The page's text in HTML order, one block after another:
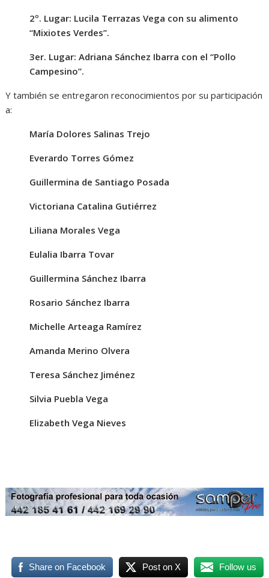
2º. Lugar: Lucila Terrazas Vega con su alimento
“Mixiotes Verdes”.
3er. Lugar: Adriana Sánchez Ibarra con el “Pollo
Campesino”.
Y también se entregaron reconocimientos por su participación
a:
María Dolores Salinas Trejo
Everardo Torres Gómez
Guillermina de Santiago Posada
Victoriana Catalina Gutiérrez
Liliana Morales Vega
Eulalia Ibarra Tovar
Guillermina Sánchez Ibarra
Rosario Sánchez Ibarra
Michelle Arteaga Ramírez
Amanda Merino Olvera
Teresa Sánchez Jiménez
Silvia Puebla Vega
Elizabeth Vega Nieves
Share on Facebook Post on X Follow us